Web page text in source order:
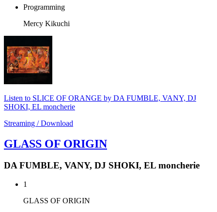
Programming
Mercy Kikuchi
Listen to SLICE OF ORANGE by DA FUMBLE, VANY, DJ
SHOKI, EL moncherie
Streaming / Download
GLASS OF ORIGIN
DA FUMBLE, VANY, DJ SHOKI, EL moncherie
1
GLASS OF ORIGIN